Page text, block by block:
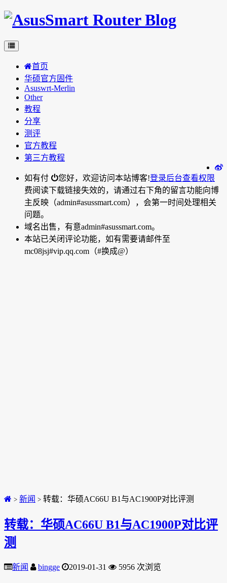
首页
华硕官方固件
Asuswrt-Merlin
Other
教程
分享
测评
官方教程
第三方教程
您好，欢迎访问本站博客!登录后台查看权限
如有付
费阅读下载链接失效的，请通过右下角的留言功能向博
主反映（admin#asussmart.com），会第一时间处理相关
问题。
域名出售，有意admin#asussmart.com。
本站已关闭评论功能，如有需要请邮件至
mc08jsj#vip.qq.com（#换成@）
> 新闻 > 转载：华硕AC66U B1与AC1900P对比评测
转载：华硕AC66U B1与AC1900P对比评
测
新闻 bingge 2019-01-31 5956 次浏览